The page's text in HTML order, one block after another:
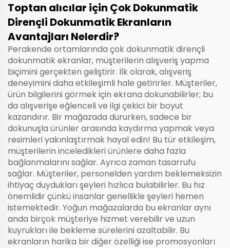
Toptan alıcılar için Çok Dokunmatik
Dirençli Dokunmatik Ekranların
Avantajları Nelerdir?
Perakende ortamlarında çok dokunmatik dirençli
dokunmatik ekranlar, müşterilerin alışveriş yapma
biçimini gerçekten geliştirir. İlk olarak, alışveriş
deneyimini daha etkileşimli hale getirirler. Müşteriler,
ürün bilgilerini görmek için ekrana dokunabilirler; bu
da alışverişe eğlenceli ve ilgi çekici bir boyut
kazandırır. Bir mağazada dururken, sadece bir
dokunuşla ürünler arasında kaydırma yapmak veya
resimleri yakınlaştırmak hayal edin! Bu tür etkileşim,
müşterilerin inceledikleri ürünlere daha fazla
bağlanmalarını sağlar. Ayrıca zaman tasarrufu
sağlar. Müşteriler, personelden yardım beklemeksizin
ihtiyaç duydukları şeyleri hızlıca bulabilirler. Bu hız
önemlidir çünkü insanlar genellikle şeyleri hemen
istemektedir. Yoğun mağazalarda bu ekranlar aynı
anda birçok müşteriye hizmet verebilir ve uzun
kuyrukları ile bekleme sürelerini azaltabilir. Bu
ekranların harika bir diğer özelliği ise promosyonları